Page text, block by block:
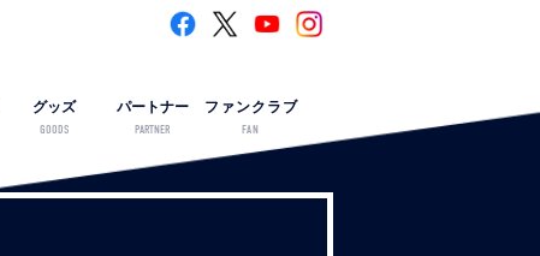
グッズ
GOODS
パートナー
PARTNER
ファンクラブ
FAN